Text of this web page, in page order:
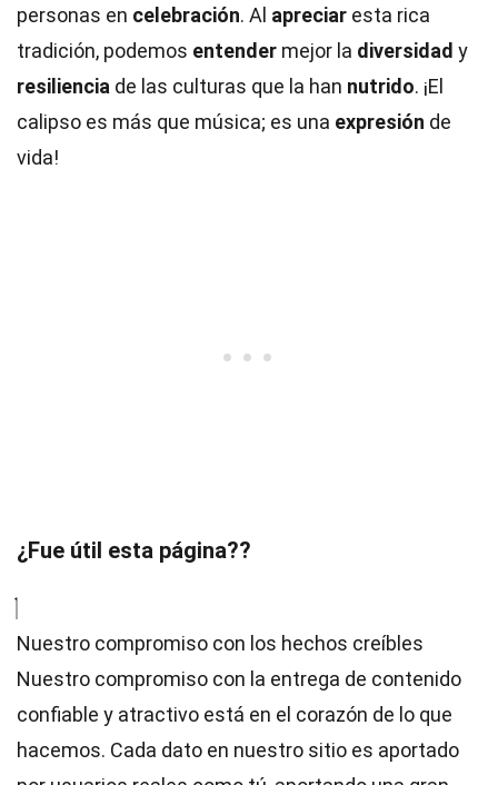
personas en celebración. Al apreciar esta rica
tradición, podemos entender mejor la diversidad y
resiliencia de las culturas que la han nutrido. ¡El
calipso es más que música; es una expresión de
vida!
¿Fue útil esta página??
Nuestro compromiso con los hechos creíbles
Nuestro compromiso con la entrega de contenido
confiable y atractivo está en el corazón de lo que
hacemos. Cada dato en nuestro sitio es aportado